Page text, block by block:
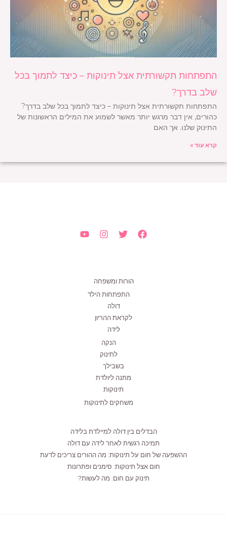
התפתחות תקשורתית אצל תינוקות – כיצד לתמוך בכל
שלב בדרך?
התפתחות תקשורתית אצל תינוקות – כיצד לתמוך בכל שלב בדרך?
כהורים, אין דבר מרגש יותר מאשר לשמוע את המילים הראשונות של
התינוק שלנו. אך האם
קרא עוד »
הורות ומשפחה
התפתחות הילד
דולה
לקראת ההריון
לידה
הנקה
לתינוק
בשבילך
מתנה ליולדת
תינוקות
משחקים לתינוקות
הבדלים בין דולה למיילדת בלידה
תמיכה רגשית לאחר לידה עם דולה
ההשפעה של חום על תינוקות: מה ההורים צריכים לדעת
חום אצל תינוקות: סימנים ופתרונות
תינוק עם חום: מה לעשות?